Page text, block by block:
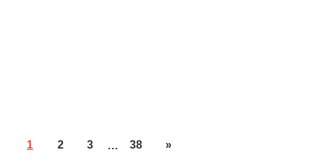
1 2 3 … 38 »